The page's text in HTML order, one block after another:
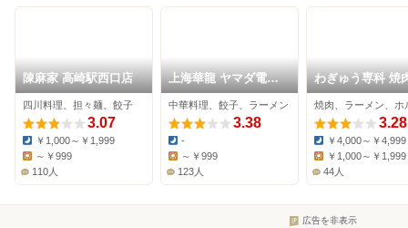
陳麻家 高崎駅西口店
四川料理、担々麺、餃子
3.07
Dinner:
￥1,000～￥1,999
～￥999
110人
上海華龍 ヤマダ電機
LABI１高崎店
中華料理、餃子、ラーメン
3.38
Dinner:
-
～￥999
123人
わぎゅう専科 焼
焼肉、ラーメン、ホ
3.28
Dinner:
￥4,000～￥4,999
Lunch:
￥1,000～￥1,999
44人
広告を非表示